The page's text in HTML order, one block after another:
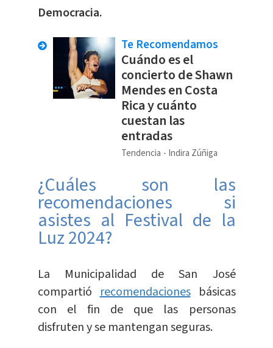
Democracia.
Te Recomendamos
Cuándo es el
concierto de Shawn
Mendes en Costa
Rica y cuánto
cuestan las
entradas
Tendencia Indira Zúñiga
¿Cuáles son las
recomendaciones si
asistes al Festival de la
Luz 2024?
La Municipalidad de San José
compartiórecomendaciones básicas
con el fin de que las personas
disfruten y se mantengan seguras.